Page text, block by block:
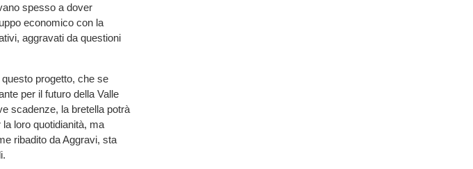
spesso a dover
economico con la
aggravati da questioni
progetto, che se
per il futuro della Valle
scadenze, la bretella potrà
la loro quotidianità, ma
ribadito da Aggravi, sta